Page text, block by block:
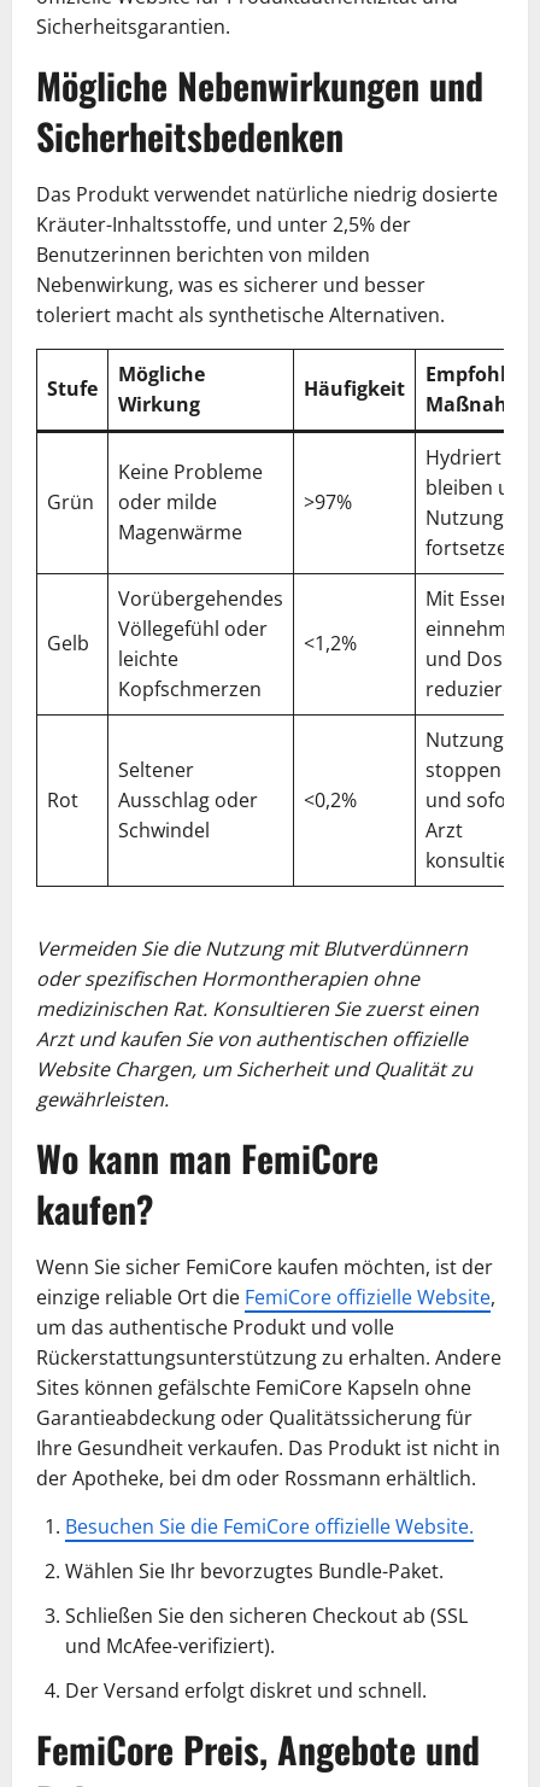
Sicherheitsgarantien.
Mögliche Nebenwirkungen und
Sicherheitsbedenken
Das Produkt verwendet natürliche niedrig dosierte
Kräuter-Inhaltsstoffe, und unter 2,5% der
Benutzerinnen berichten von milden
Nebenwirkung, was es sicherer und besser
toleriert macht als synthetische Alternativen.
Stufe
Mögliche
Wirkung
Häufigkeit
Empfohlene
Maßnahme
Grün
Keine Probleme
oder milde
Magenwärme
>97%
Hydriert
bleiben und
Nutzung
fortsetzen
Gelb
Vorübergehendes
Völlegefühl oder
leichte
Kopfschmerzen
<1,2%
Mit Essen
einnehmen
und Dosis
reduzieren
Rot
Seltener
Ausschlag oder
Schwindel
<0,2%
Nutzung
stoppen
und sofort
Arzt
konsultieren
Vermeiden Sie die Nutzung mit Blutverdünnern
oder spezifischen Hormontherapien ohne
medizinischen Rat. Konsultieren Sie zuerst einen
Arzt und kaufen Sie von authentischen offizielle
Website Chargen, um Sicherheit und Qualität zu
gewährleisten.
Wo kann man FemiCore
kaufen?
Wenn Sie sicher FemiCore kaufen möchten, ist der
einzige reliable Ort die FemiCore offizielle Website,
um das authentische Produkt und volle
Rückerstattungsunterstützung zu erhalten. Andere
Sites können gefälschte FemiCore Kapseln ohne
Garantieabdeckung oder Qualitätssicherung für
Ihre Gesundheit verkaufen. Das Produkt ist nicht in
der Apotheke, bei dm oder Rossmann erhältlich.
Besuchen Sie die FemiCore offizielle Website.
Wählen Sie Ihr bevorzugtes Bundle-Paket.
Schließen Sie den sicheren Checkout ab (SSL
und McAfee-verifiziert).
Der Versand erfolgt diskret und schnell.
FemiCore Preis, Angebote und